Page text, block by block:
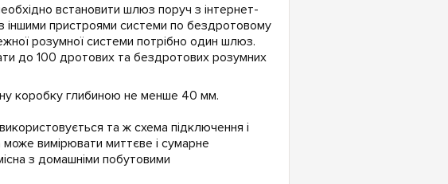
встановити шлюз поруч з інтернет-
пристроями системи по бездротовому
розумної системи потрібно один шлюз.
до 100 дротових та бездротових розумних
коробку глибиною не менше 40 мм.
та ж схема підключення і
вимірювати миттєве і сумарне
з домашніми побутовими